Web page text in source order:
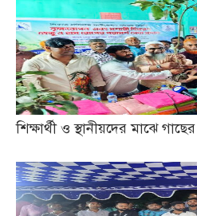
শিক্ষার্থী ও স্থানীয়দের মাঝে